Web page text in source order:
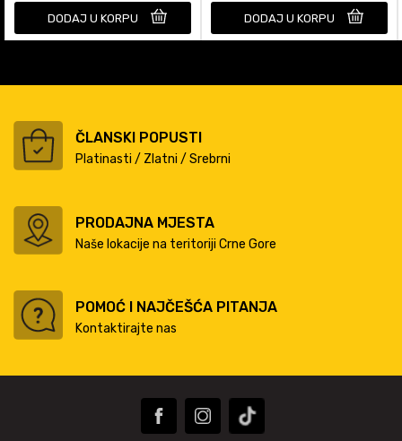
DODAJ U KORPU DODAJ U KORPU
ČLANSKI POPUSTI
Platinasti / Zlatni / Srebrni
PRODAJNA MJESTA
Naše lokacije na teritoriji Crne Gore
POMOĆ I NAJČEŠĆA PITANJA
Kontaktirajte nas